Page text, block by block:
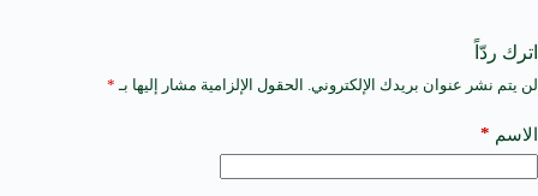
اترك ردّاً
لن يتم نشر عنوان بريدك الإلكتروني. الحقول الإلزامية مشار إليها بـ *
الاسم *
A
t
e